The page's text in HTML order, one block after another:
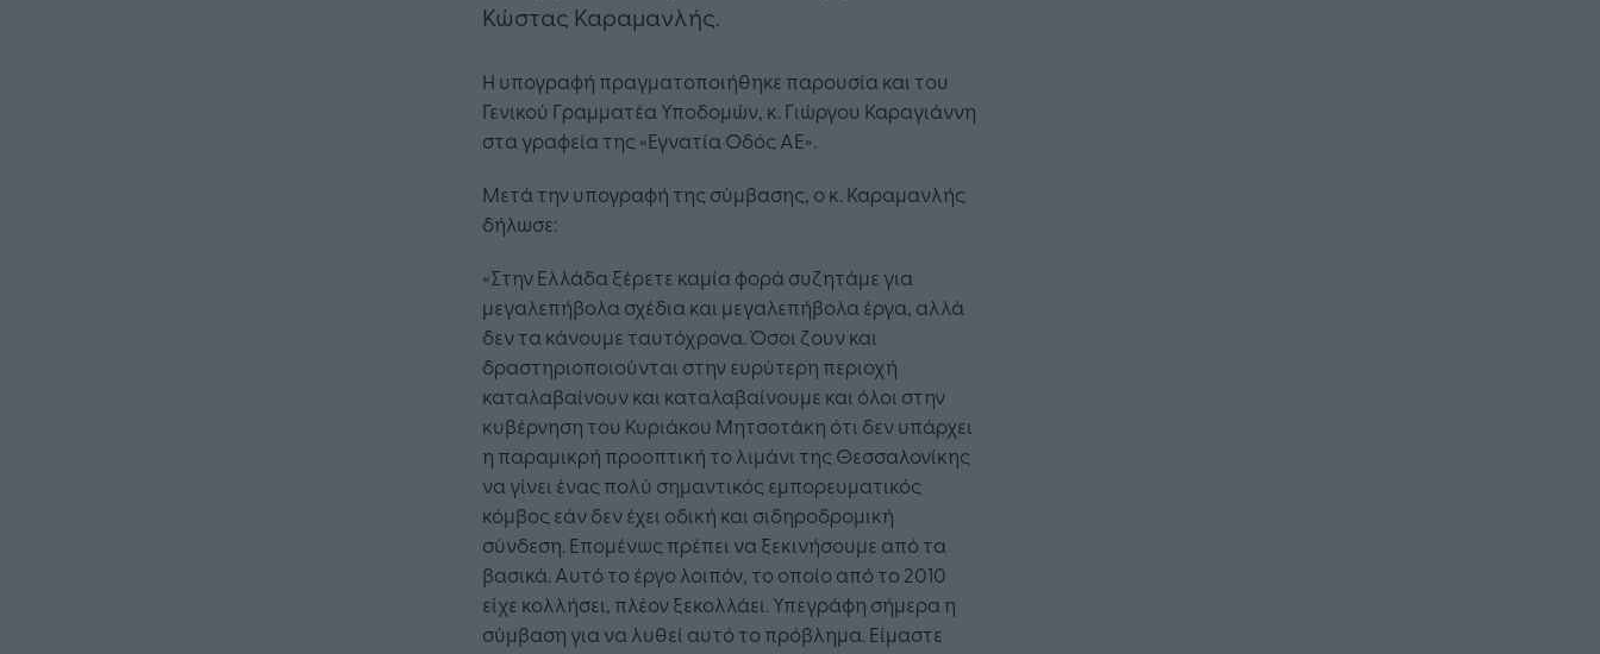
Κώστας Καραμανλής.
Η υπογραφή πραγματοποιήθηκε παρουσία και του
Γενικού Γραμματέα Υποδομών, κ. Γιώργου Καραγιάννη
στα γραφεία της «Εγνατία Οδός ΑΕ».
Μετά την υπογραφή της σύμβασης, ο κ. Καραμανλής
δήλωσε:
«Στην Ελλάδα ξέρετε καμία φορά συζητάμε για
μεγαλεπήβολα σχέδια και μεγαλεπήβολα έργα, αλλά
δεν τα κάνουμε ταυτόχρονα. Όσοι ζουν και
δραστηριοποιούνται στην ευρύτερη περιοχή
καταλαβαίνουν και καταλαβαίνουμε και όλοι στην
κυβέρνηση του Κυριάκου Μητσοτάκη ότι δεν υπάρχει
η παραμικρή προοπτική το λιμάνι της Θεσσαλονίκης
να γίνει ένας πολύ σημαντικός εμπορευματικός
κόμβος εάν δεν έχει οδική και σιδηροδρομική
σύνδεση. Επομένως πρέπει να ξεκινήσουμε από τα
βασικά. Αυτό το έργο λοιπόν, το οποίο από το 2010
είχε κολλήσει, πλέον ξεκολλάει. Υπεγράφη σήμερα η
σύμβαση για να λυθεί αυτό το πρόβλημα. Είμαστε